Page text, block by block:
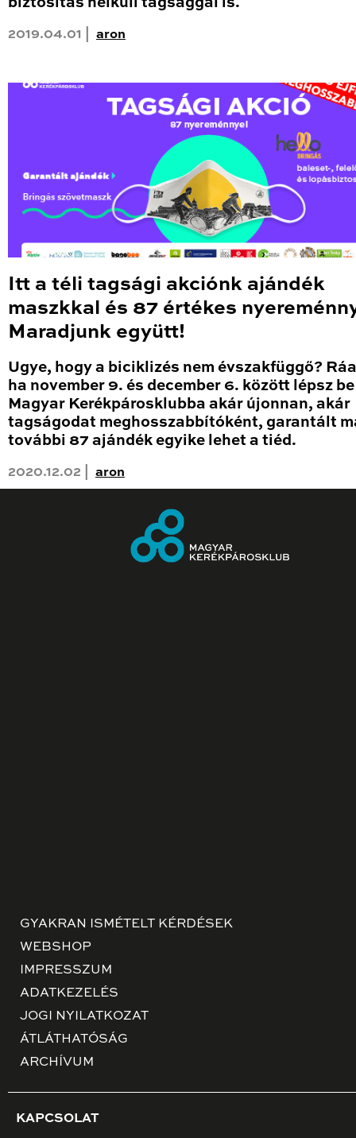
2019.04.01 | aron
Itt a téli tagsági akciónk ajándék
maszkkal és 87 értékes
Maradjunk együtt!
Ugye, hogy a biciklizés nem évszakfüggő?
ha november 9. és december 6. között lépsz
Magyar Kerékpárosklubba akár újonnan, akár
tagságodat meghosszabbítóként, garantált
további 87 ajándék egyike lehet a tiéd.
2020.12.02 | aron
GYAKRAN ISMÉTELT KÉRDÉSEK
WEBSHOP
IMPRESSZUM
ADATKEZELÉS
JOGI NYILATKOZAT
ÁTLÁTHATÓSÁG
ARCHÍVUM
KAPCSOLAT